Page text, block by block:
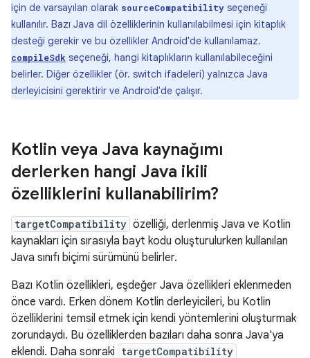
için de varsayılan olarak sourceCompatibility seçeneği
kullanılır. Bazı Java dil özelliklerinin kullanılabilmesi için kitaplık
desteği gerekir ve bu özellikler Android'de kullanılamaz.
compileSdk seçeneği, hangi kitaplıkların kullanılabileceğini
belirler. Diğer özellikler (ör. switch ifadeleri) yalnızca Java
derleyicisini gerektirir ve Android'de çalışır.
Kotlin veya Java kaynağımı
derlerken hangi Java ikili
özelliklerini kullanabilirim?
targetCompatibility özelliği, derlenmiş Java ve Kotlin
kaynakları için sırasıyla bayt kodu oluşturulurken kullanılan
Java sınıfı biçimi sürümünü belirler.
Bazı Kotlin özellikleri, eşdeğer Java özellikleri eklenmeden
önce vardı. Erken dönem Kotlin derleyicileri, bu Kotlin
özelliklerini temsil etmek için kendi yöntemlerini oluşturmak
zorundaydı. Bu özelliklerden bazıları daha sonra Java'ya
eklendi. Daha sonraki targetCompatibility